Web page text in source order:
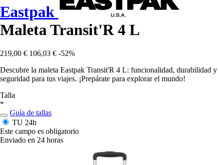
Eastpak
Maleta Transit'R 4 L
219,00 € 106,03 € -52%
Descubre la maleta Eastpak Transit'R 4 L: funcionalidad, durabilidad y
seguridad para tus viajes. ¡Prepárate para explorar el mundo!
Talla
*
Guía de tallas
TU 24h
Este campo es obligatorio
Enviado en 24 horas